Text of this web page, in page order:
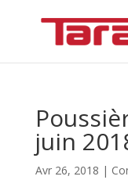
juin
Avr 26, 2018 |